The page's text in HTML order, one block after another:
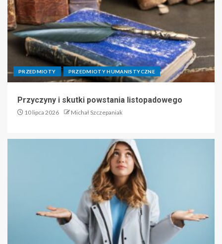
PRZEDMIOTY PRZEDMIOTY HUMANISTYCZNE
Przyczyny i skutki powstania listopadowego
10 lipca 2026 Michał Szczepaniak